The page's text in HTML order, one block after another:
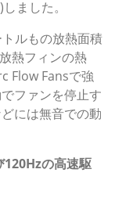
ました。
ルもの放熱面積
熱フィンの熱
Flow Fansで強
ファンを停止す
には無音での動
120Hzの高速駆